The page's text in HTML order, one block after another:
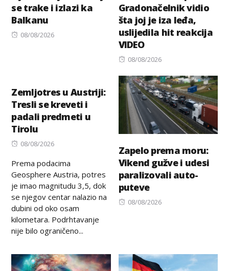
se trake i izlazi ka
Balkanu
Posted
08/08/2026
Gradonačelnik vidio
šta joj je iza leđa,
uslijedila hit reakcija
VIDEO
Posted
08/08/2026
Zemljotres u Austriji:
Tresli se kreveti i
padali predmeti u
Tirolu
Posted
08/08/2026
Prema podacima
Geosphere Austria, potres
je imao magnitudu 3,5, dok
se njegov centar nalazio na
dubini od oko osam
kilometara. Podrhtavanje
nije bilo ograničeno...
Zapelo prema moru:
Vikend gužve i udesi
paralizovali auto-
puteve
Posted
08/08/2026